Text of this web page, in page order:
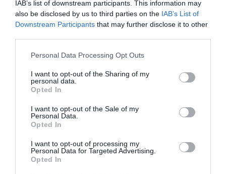
IAB’s list of downstream participants. This information may
also be disclosed by us to third parties on the IAB’s List of
Downstream Participants that may further disclose it to other
Please note that this website/app uses one or more Google
not limited to your visit or usage behaviour. You may click to
grant or deny consent to Google and its third-party tags to
use your data for below specified purposes in below Google
consent section.
Personal Data Processing Opt Outs
I want to opt-out of the Sharing of my
personal data.
Opted In
I want to opt-out of the Sale of my
Personal Data.
Opted In
I want to opt-out of processing my
Personal Data for Targeted Advertising.
Opted In
upravo tu mogli pronaći prilike koje ranije nisu primjećivali.
obilja, još od prošlog ljeta prolazi kroz znak Raka i donosi
mogućnosti za finansijski rast.
završetak jednog važnog ciklusa. Prije toga, Merkur 29. juna
postaje retrogradan u Raku i takav ostaje do 23. jula.
Astrolozi savjetuju Blizancima da ovo vrijeme iskoriste za
završavanje započetih projekata, naplatu starih potraživanja i